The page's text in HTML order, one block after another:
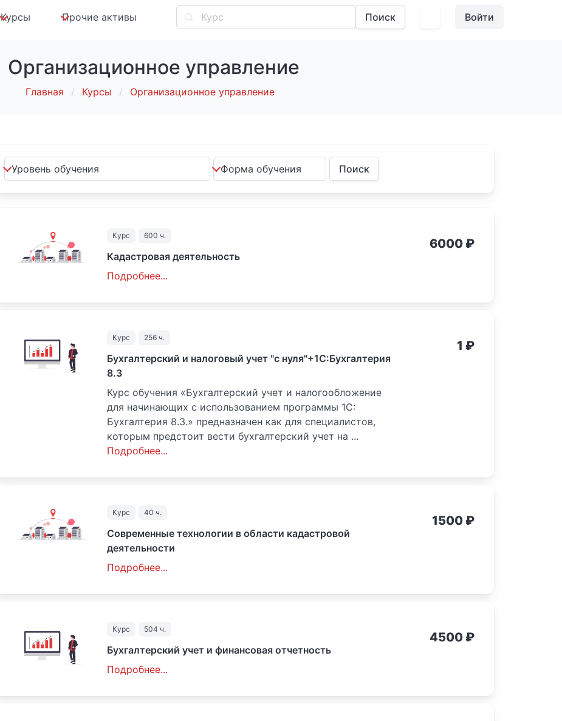
Курсы Прочие активы Войти
Организационное управление
Главная Курсы Организационное управление
Курс 600 ч.
Кадастровая деятельность
Подробнее...
6000 ₽
Курс 256 ч.
Бухгалтерский и налоговый учет "с нуля"+1С:Бухгалтерия
8.3
Курс обучения «Бухгалтерский учет и налогообложение
для начинающих с использованием программы 1С:
Бухгалтерия 8.3.» предназначен как для специалистов,
которым предстоит вести бухгалтерский учет на ...
Подробнее...
1 ₽
Курс 40 ч.
Современные технологии в области кадастровой
деятельности
Подробнее...
1500 ₽
Курс 504 ч.
Бухгалтерский учет и финансовая отчетность
Подробнее...
4500 ₽